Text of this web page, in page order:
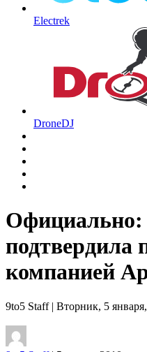
Electrek
DroneDJ
подтвердила
компанией
9to5 Staff| Вторник, 5